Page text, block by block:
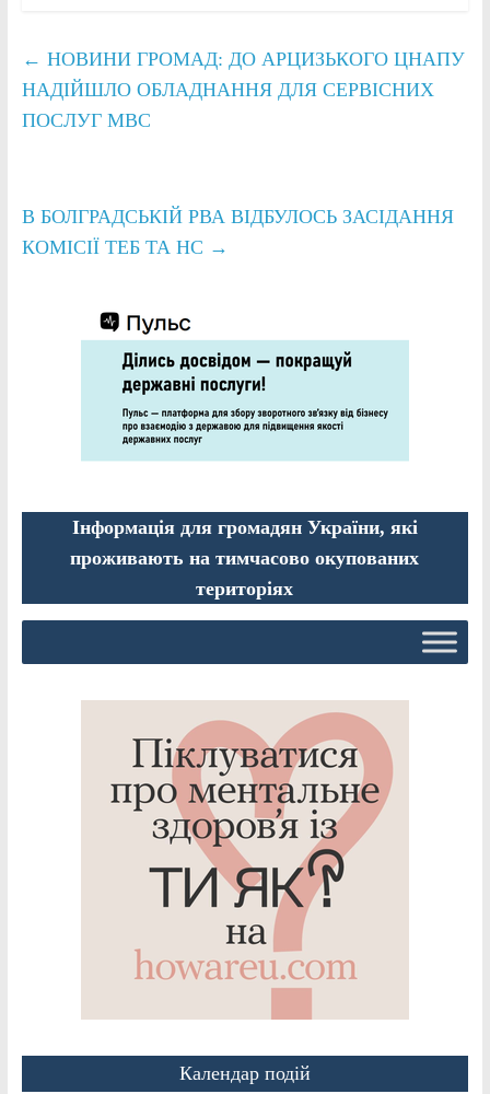
← НОВИНИ ГРОМАД: ДО АРЦИЗЬКОГО ЦНАПУ
НАДІЙШЛО ОБЛАДНАННЯ ДЛЯ СЕРВІСНИХ
ПОСЛУГ МВС
В БОЛГРАДСЬКІЙ РВА ВІДБУЛОСЬ ЗАСІДАННЯ
КОМІСІЇ ТЕБ ТА НС →
Інформація для громадян України, які
проживають на тимчасово окупованих
територіях
Календар подій